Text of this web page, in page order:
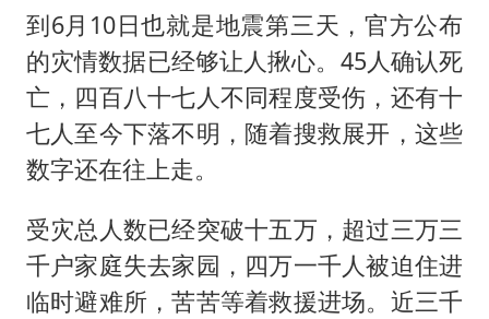
到6月10日也就是地震第三天，官方公布
的灾情数据已经够让人揪心。45人确认死
亡，四百八十七人不同程度受伤，还有十
七人至今下落不明，随着搜救展开，这些
数字还在往上走。
受灾总人数已经突破十五万，超过三万三
千户家庭失去家园，四万一千人被迫住进
临时避难所，苦苦等着救援进场。近三千